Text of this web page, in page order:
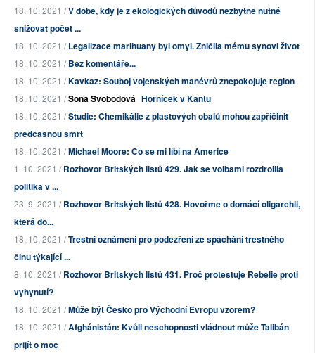
18. 10. 2021 /V době, kdy je z ekologických důvodů nezbytně nutné
snižovat počet ...
18. 10. 2021 /Legalizace marihuany byl omyl. Zničila mému synovi život
18. 10. 2021 /Bez komentáře...
18. 10. 2021 /Kavkaz: Souboj vojenských manévrů znepokojuje region
18. 10. 2021 /Soňa Svobodová Horníček v Kantu
18. 10. 2021 /Studie: Chemikálie z plastových obalů mohou zapříčinit
předčasnou smrt
18. 10. 2021 /Michael Moore: Co se mi líbí na Americe
1. 10. 2021 /Rozhovor Britských listů 429. Jak se volbami rozdrolila
politika v ...
23. 9. 2021 /Rozhovor Britských listů 428. Hovořme o domácí oligarchii,
která do...
18. 10. 2021 /Trestní oznámení pro podezření ze spáchání trestného
činu týkající ...
8. 10. 2021 /Rozhovor Britských listů 431. Proč protestuje Rebelie proti
vyhynutí?
18. 10. 2021 /Může být Česko pro Východní Evropu vzorem?
18. 10. 2021 /Afghánistán: Kvůli neschopnosti vládnout může Talibán
přijít o moc